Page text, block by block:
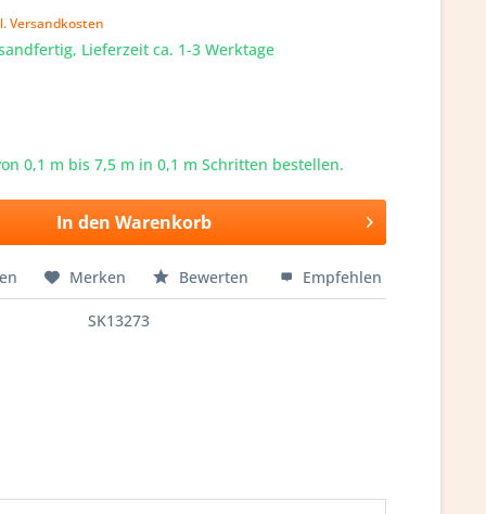
Versandkosten
Lieferzeit ca. 1-3 Werktage
0,1 m bis7,5 m in 0,1 m Schritten bestellen.
In den Warenkorb
Merken Bewerten Empfehlen
SK13273